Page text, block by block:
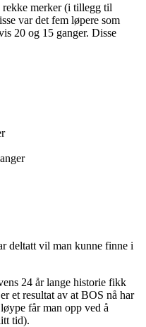
rekke merker (i tillegg til
var det fem løpere som
20 og 15 ganger. Disse
deltatt vil man kunne finne i
24 år lange historie fikk
et resultat av at BOS nå har
får man opp ved å
tid).